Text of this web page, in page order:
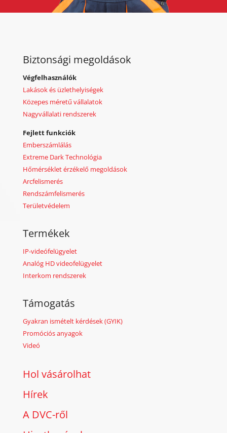
Biztonsági megoldások
Végfelhasználók
Lakások és üzlethelyiségek
Közepes méretű vállalatok
Nagyvállalati rendszerek
Fejlett funkciók
Emberszámlálás
Extreme Dark Technológia
Hőmérséklet érzékelő megoldások
Arcfelismerés
Rendszámfelismerés
Területvédelem
Termékek
IP-videófelügyelet
Analóg HD videofelügyelet
Interkom rendszerek
Támogatás
Gyakran ismételt kérdések (GYIK)
Promóciós anyagok
Videó
Hol vásárolhat
Hírek
A DVC-ről